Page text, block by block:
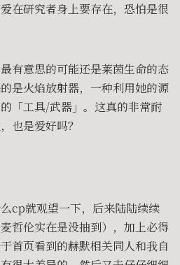
在研究者身上要存在，恐怕是很
有意思的可能还是莱茵生命的态
是火焰放射器，一种利用她的源
「工具/武器」。这真的非常耐
也是爱好吗？
cp就观望一下，后来陆陆续续
哲伦实在是没抽到），加上必得
首页看到的赫默相关同人和我自